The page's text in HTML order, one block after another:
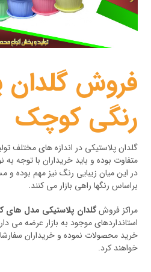
فروش گلدان
رنگی کوچک
گلدان پلاستیکی در اندازه های مختلف
متفاوت بوده و باید خریداران با توجه به
در این میان زیبایی رنگ نیز مهم بوده و
براساس رنگها راهی بازار می کنند.
مراکز فروشگلدان پلاستیکی مدل های
استانداردهای موجود به بازار عرضه می
خرید محصولات نموده و خریداران
خواهند کرد.